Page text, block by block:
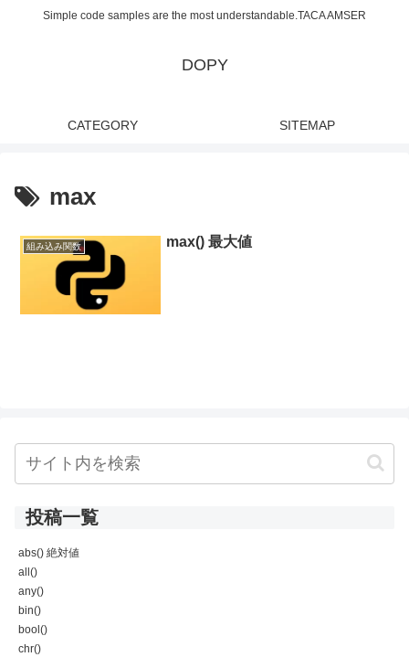
Simple code samples are the most understandable.TACA AMSER
DOPY
CATEGORY SITEMAP
max
組み込み関数 max() 最大値
投稿一覧
abs() 絶対値
all()
any()
bin()
bool()
chr()